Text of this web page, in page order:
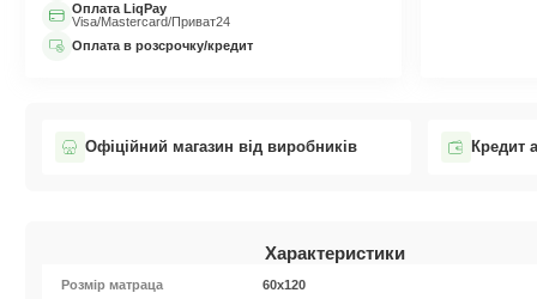
Оплата LiqPay
Visa/Mastercard/Приват24
Оплата в розсрочку/кредит
Офіційний магазин від виробників Кредит
Характеристики
Розмір матраца 60х120